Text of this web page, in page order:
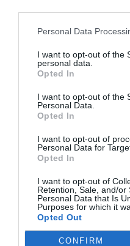
Personal Data
I want to opt-out of the
personal data.
Opted In
I want to opt-out of the
Personal Data.
Opted In
I want to opt-out of
Personal Data for
Opted In
I want to opt-out of
Retention, Sale, and/or
Personal Data that Is
Purposes for which it
Opted Out
CONFIRM
Huesca, Jaén, Las
Salamanca, Soria, Teruel,
Toledo. En 2011 está
cabo en Tarragona.
AñadirEl
Mantente informado con
ACTIVAR AHORA
anefp